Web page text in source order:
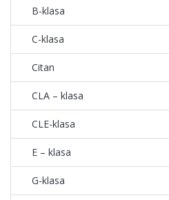
B-klasa
C-klasa
Citan
CLA – klasa
CLE-klasa
E – klasa
G-klasa